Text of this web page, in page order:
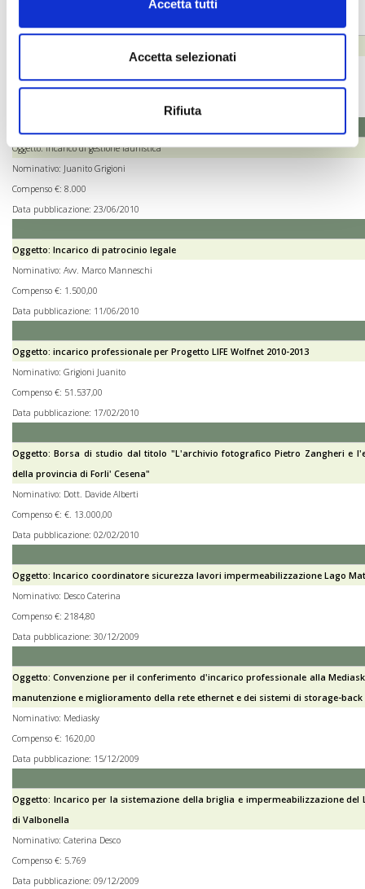
Accetta tutti
Accetta selezionati
Rifiuta
Compenso €: 10.000
Oggetto: Incarico di gestione faunistica
Nominativo: Juanito Grigioni
Compenso €: 8.000
Data pubblicazione: 23/06/2010
Oggetto: Incarico di patrocinio legale
Nominativo: Avv. Marco Manneschi
Compenso €: 1.500,00
Data pubblicazione: 11/06/2010
Oggetto: incarico professionale per Progetto LIFE Wolfnet 2010-2013
Nominativo: Grigioni Juanito
Compenso €: 51.537,00
Data pubblicazione: 17/02/2010
Oggetto: Borsa di studio dal titolo "L'archivio fotografico Pietro Zangheri e
della provincia di Forli' Cesena"
Nominativo: Dott. Davide Alberti
Compenso €: €. 13.000,00
Data pubblicazione: 02/02/2010
Oggetto: Incarico coordinatore sicurezza lavori impermeabilizzazione Lago
Nominativo: Desco Caterina
Compenso €: 2184,80
Data pubblicazione: 30/12/2009
Oggetto: Convenzione per il conferimento d'incarico professionale alla
manutenzione e miglioramento della rete ethernet e dei sistemi di storage-
Nominativo: Mediasky
Compenso €: 1620,00
Data pubblicazione: 15/12/2009
Oggetto: Incarico per la sistemazione della briglia e impermeabilizzazione del
di Valbonella
Nominativo: Caterina Desco
Compenso €: 5.769
Data pubblicazione: 09/12/2009